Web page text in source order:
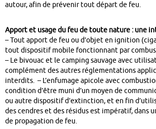
autour, afin de prévenir tout départ de feu.
Apport et usage du feu de toute nature : une
– Tout apport de feu ou d’objet en ignition
tout dispositif mobile fonctionnant par
– Le bivouac et le camping sauvage avec
complément des autres réglementations
interdits. – L’enfumage apicole avec
condition d’être muni d’un moyen de
ou autre dispositif d’extinction, et en fin
des cendres et des résidus est impératif, dans
de propagation de feu.